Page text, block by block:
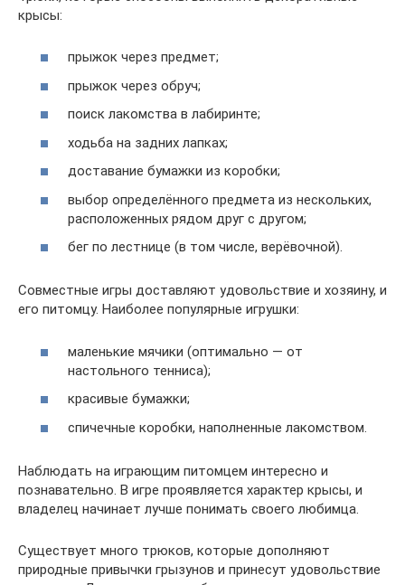
крысы:
прыжок через предмет;
прыжок через обруч;
поиск лакомства в лабиринте;
ходьба на задних лапках;
доставание бумажки из коробки;
выбор определённого предмета из нескольких,
расположенных рядом друг с другом;
бег по лестнице (в том числе, верёвочной).
Совместные игры доставляют удовольствие и хозяину, и
его питомцу. Наиболее популярные игрушки:
маленькие мячики (оптимально — от
настольного тенниса);
красивые бумажки;
спичечные коробки, наполненные лакомством.
Наблюдать на играющим питомцем интересно и
познавательно. В игре проявляется характер крысы, и
владелец начинает лучше понимать своего любимца.
Существует много трюков, которые дополняют
природные привычки грызунов и принесут удовольствие